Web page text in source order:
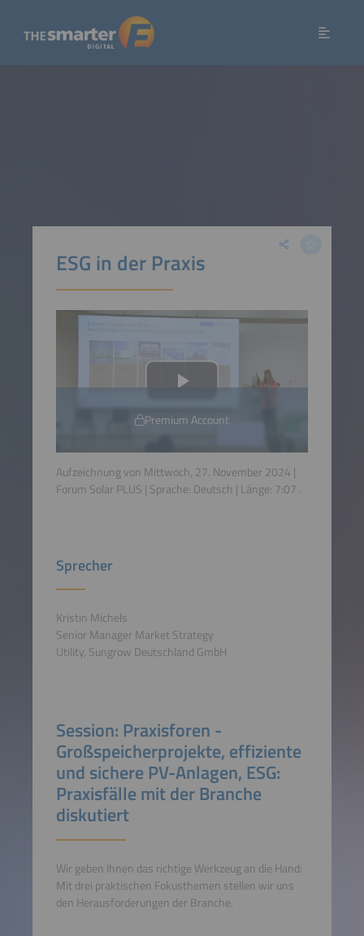
ESG in der Praxis
Premium Account
Aufzeichnung von Mittwoch, 27. November 2024 |
Forum Solar PLUS | Sprache: Deutsch | Länge: 7:07 .
Sprecher
Kristin Michels
Senior Manager Market Strategy
Utility, Sungrow Deutschland GmbH
Session: Praxisforen -
Großspeicherprojekte, effiziente
und sichere PV-Anlagen, ESG:
Praxisfälle mit der Branche
diskutiert
Wir geben Ihnen das richtige Werkzeug an die Hand:
Mit drei praktischen Fokusthemen stellen wir uns
den Herausforderungen der Branche.